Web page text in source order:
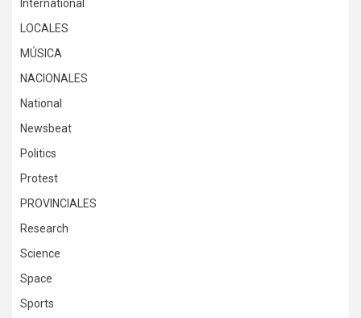
International
LOCALES
MÚSICA
NACIONALES
National
Newsbeat
Politics
Protest
PROVINCIALES
Research
Science
Space
Sports